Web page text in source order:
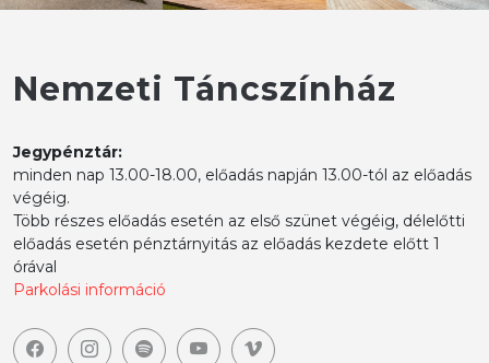
Nemzeti Táncszínház
Jegypénztár:
minden nap 13.00-18.00, előadás napján 13.00-tól az előadás
végéig.
Több részes előadás esetén az első szünet végéig, délelőtti
előadás esetén pénztárnyitás az előadás kezdete előtt 1
órával
Parkolási információ